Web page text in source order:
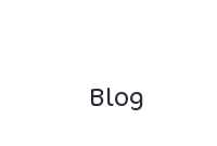
Blog